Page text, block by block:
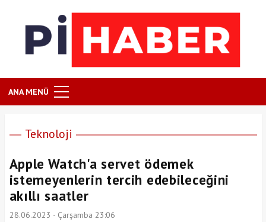
ANA MENÜ
Teknoloji
Apple Watch'a servet ödemek
istemeyenlerin tercih edebileceğini
akıllı saatler
28.06.2023 - Çarşamba 23:06